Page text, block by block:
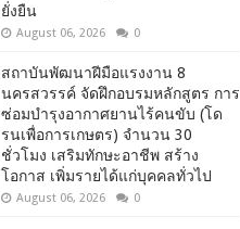
ยั่งยืน
August 06, 2026 0
สถาบันพัฒนาฝีมือแรงงาน 8
นครสวรรค์ จัดฝึกอบรมหลักสูตร การ
ซ่อมบำรุงอากาศยานไร้คนขับ (โด
รนเพื่อการเกษตร) จำนวน 30
ชั่วโมง เสริมทักษะอาชีพ สร้าง
โอกาส เพิ่มรายได้แก่บุคคลทั่วไป
August 06, 2026 0